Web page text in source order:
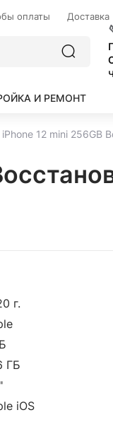
оплаты Доставка
И РЕМОНТ
12 mini 256GB
г.
ГБ
iOS